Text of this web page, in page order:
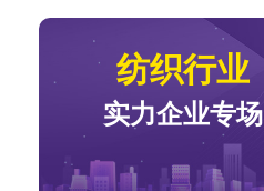
纺织行业
实力企业专场